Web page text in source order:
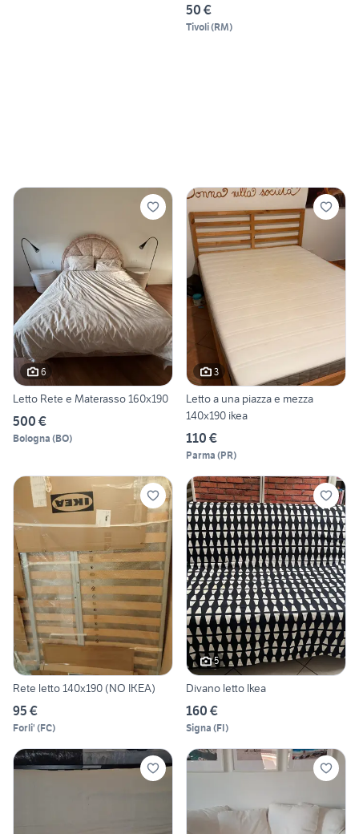
50 €
Tivoli(RM)
6
Letto Rete e Materasso 160x190
500 €
Bologna (BO)
3
Letto a una piazza e mezza
140x190 ikea
110 €
Parma (PR)
Rete letto 140x190 (NO IKEA)
95 €
Forli' (FC)
5
Divano letto Ikea
160 €
Signa (FI)